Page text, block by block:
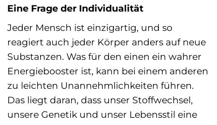
Eine Frage der Individualität
Jeder Mensch ist einzigartig, und so
reagiert auch jeder Körper anders auf neue
Substanzen. Was für den einen ein wahrer
Energiebooster ist, kann bei einem anderen
zu leichten Unannehmlichkeiten führen.
Das liegt daran, dass unser Stoffwechsel,
unsere Genetik und unser Lebensstil eine